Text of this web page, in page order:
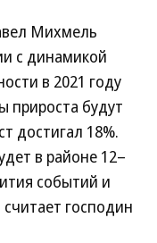
Михмель
с динамикой
в 2021 году
прироста будут
достигал 18%.
в районе 12–
событий и
господин